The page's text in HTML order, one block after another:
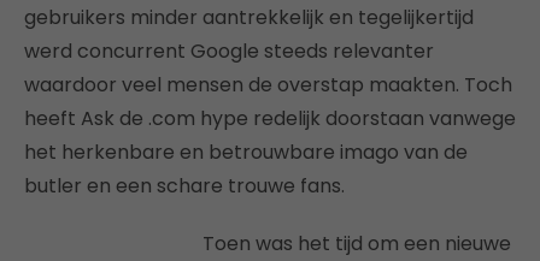
gebruikers minder aantrekkelijk en tegelijkertijd
werd concurrent Google steeds relevanter
waardoor veel mensen de overstap maakten. Toch
heeft Ask de .com hype redelijk doorstaan vanwege
het herkenbare en betrouwbare imago van de
butler en een schare trouwe fans.
Toen was het tijd om een nieuwe